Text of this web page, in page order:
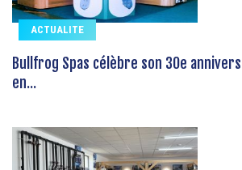
ACTUALITE
Bullfrog Spas célèbre son 30e
en...